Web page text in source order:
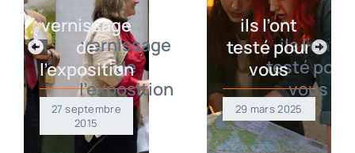
vernissage
de
l’exposition
27 septembre
2015
ils l’ont
testé pour
vous
29 mars 2025